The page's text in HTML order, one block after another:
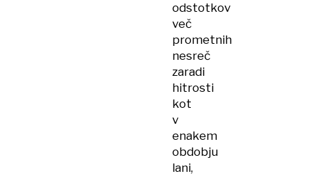
odstotkov
več
prometnih
nesreč
zaradi
hitrosti
kot
v
enakem
obdobju
lani,